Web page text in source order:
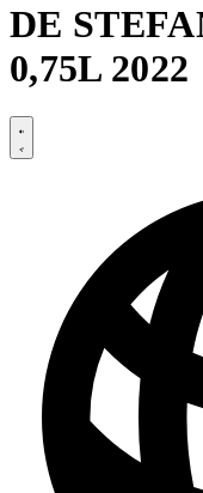
DE
0,75L 2022